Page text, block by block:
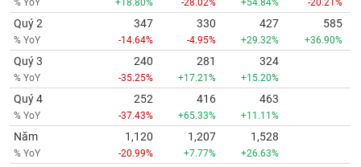
% YoY +18.80% -28.02% +54.84% -20.21%
Quý 2
% YoY
347
-14.64%
330
-4.95%
427
+29.32%
585
+36.90%
Quý 3
% YoY
240
-35.25%
281
+17.21%
324
+15.20%
Quý 4
% YoY
252
-37.43%
416
+65.33%
463
+11.11%
Năm
% YoY
1,120
-20.99%
1,207
+7.77%
1,528
+26.63%